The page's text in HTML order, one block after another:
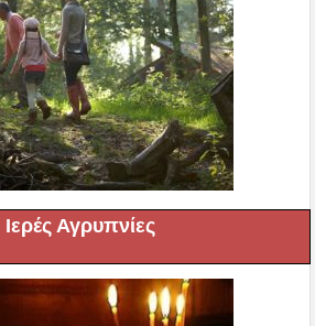
Ιερές Αγρυπνίες